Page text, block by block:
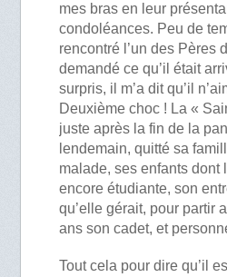
mes bras en leur
condoléances. Peu de
rencontré l’un des Pères
demandé ce qu’il était
surpris, il m’a dit qu’il
Deuxième choc ! La «
juste après la fin de la
lendemain, quitté sa
malade, ses enfants dont
encore étudiante, son
qu’elle gérait, pour partir
ans son cadet, et
Tout cela pour dire qu’il